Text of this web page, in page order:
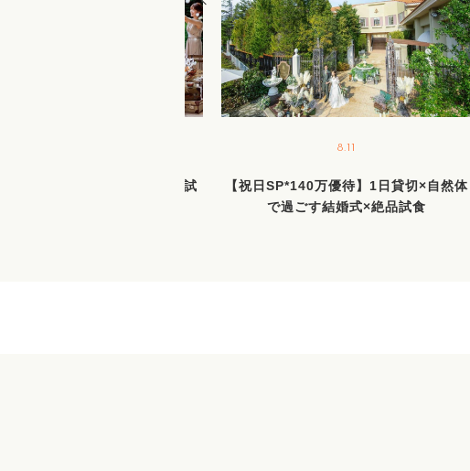
限定BIGフェア／新作ドレス試
8.11
【祝日SP*140万優待】1日貸切×自然体
で過ごす結婚式×絶品試食